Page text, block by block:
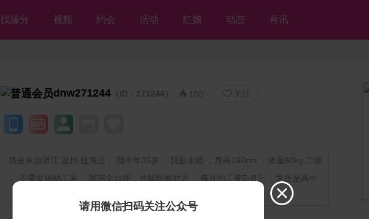
找缘分 视频 约会 活动 红娘 动态 喜讯
dnw271244 （ID：271244）  100  关注
我是来自浙江 温州 瓯海区， 我今年35岁 ，我是未婚 ，身高160cm ，体重60kg 二级
， 不需要辅助工具 ，我完全自理，并能照顾对方 ，每月的工资5~8千 ，学历是高中

请用微信扫码关注公众号